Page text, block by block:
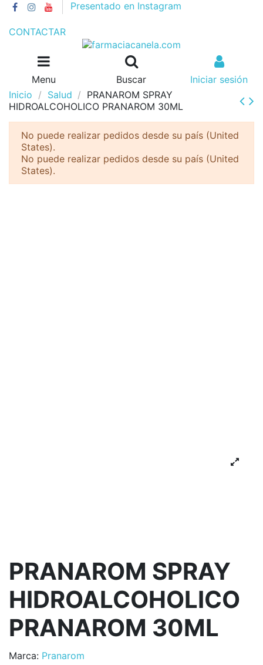
Presentado en Instagram
CONTACTAR
Menu Buscar
Iniciar sesión
Inicio
Salud
PRANAROM SPRAY
HIDROALCOHOLICO PRANAROM 30ML
No puede realizar pedidos desde su país (United
States).
No puede realizar pedidos desde su país (United
States).
PRANAROM SPRAY
HIDROALCOHOLICO
PRANAROM 30ML
Marca: Pranarom